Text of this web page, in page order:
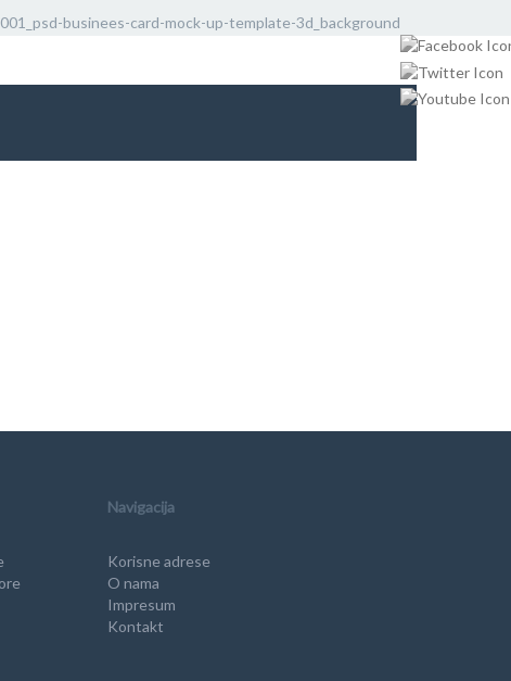
001_psd-businees-card-mock-up-template-3d_background
Navigacija
Korisne adrese
O nama
Impresum
Kontakt